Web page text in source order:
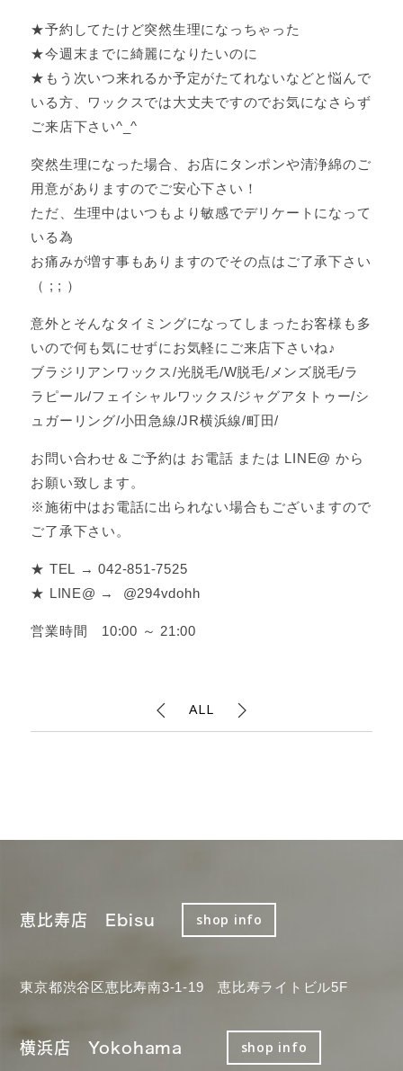
★予約してたけど突然生理になっちゃった
★今週末までに綺麗になりたいのに
★もう次いつ来れるか予定がたてれないなどと悩んで
いる方、ワックスでは大丈夫ですのでお気になさらず
ご来店下さい^_^
突然生理になった場合、お店にタンポンや清浄綿のご
用意がありますのでご安心下さい！
ただ、生理中はいつもより敏感でデリケートになって
いる為
お痛みが増す事もありますのでその点はご了承下さい
（ ; ; ）
意外とそんなタイミングになってしまったお客様も多
いので何も気にせずにお気軽にご来店下さいね♪
ブラジリアンワックス/光脱毛/W脱毛/メンズ脱毛/ラ
ラピール/フェイシャルワックス/ジャグアタトゥー/シ
ュガーリング/小田急線/JR横浜線/町田/
お問い合わせ＆ご予約は お電話 または LINE@ から
お願い致します。
※施術中はお電話に出られない場合もございますので
ご了承下さい。
★ TEL → 042-851-7525
★ LINE@ → @294vdohh
営業時間 10:00 ～ 21:00
ALL
恵比寿店 Ebisu shop info
東京都渋谷区恵比寿南3-1-19 恵比寿ライトビル5F
横浜店 Yokohama shop info